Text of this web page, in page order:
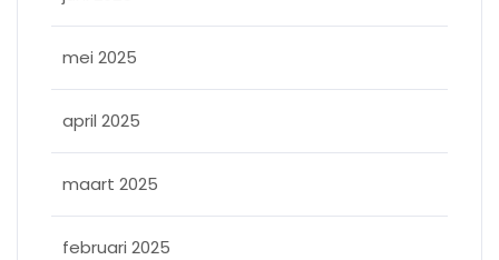
mei 2025
april 2025
maart 2025
februari 2025